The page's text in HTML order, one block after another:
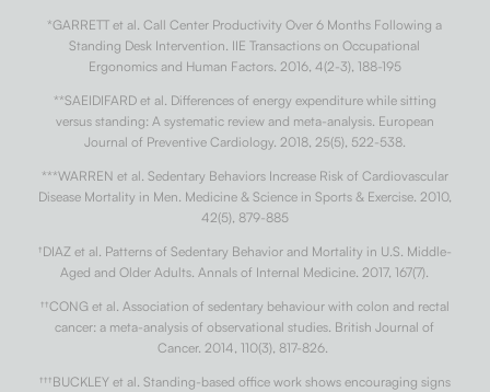
*GARRETT et al. Call Center Productivity Over 6 Months Following a
Standing Desk Intervention. IIE Transactions on Occupational
Ergonomics and Human Factors. 2016, 4(2-3), 188-195
**SAEIDIFARD et al. Differences of energy expenditure while sitting
versus standing: A systematic review and meta-analysis. European
Journal of Preventive Cardiology. 2018, 25(5), 522-538.
***WARREN et al. Sedentary Behaviors Increase Risk of Cardiovascular
Disease Mortality in Men. Medicine & Science in Sports & Exercise. 2010,
42(5), 879-885
†DIAZ et al. Patterns of Sedentary Behavior and Mortality in U.S. Middle-
Aged and Older Adults. Annals of Internal Medicine. 2017, 167(7).
††CONG et al. Association of sedentary behaviour with colon and rectal
cancer: a meta-analysis of observational studies. British Journal of
Cancer. 2014, 110(3), 817-826.
†††BUCKLEY et al. Standing-based office work shows encouraging signs